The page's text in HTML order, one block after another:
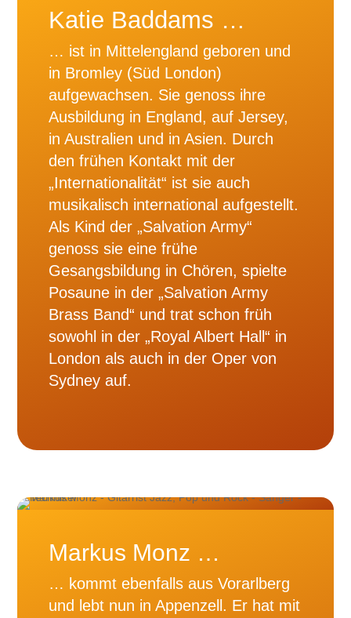
Katie Baddams …
… ist in Mittelengland geboren und
in Bromley (Süd London)
aufgewachsen. Sie genoss ihre
Ausbildung in England, auf Jersey,
in Australien und in Asien. Durch
den frühen Kontakt mit der
„Internationalität“ ist sie auch
musikalisch international aufgestellt.
Als Kind der „Salvation Army“
genoss sie eine frühe
Gesangsbildung in Chören, spielte
Posaune in der „Salvation Army
Brass Band“ und trat schon früh
sowohl in der „Royal Albert Hall“ in
London als auch in der Oper von
Sydney auf.
Markus Monz …
… kommt ebenfalls aus Vorarlberg
und lebt nun in Appenzell. Er hat mit